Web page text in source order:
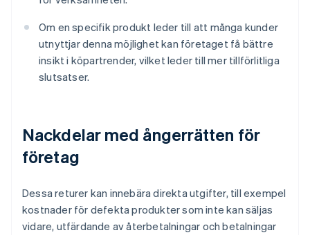
Om en specifik produkt leder till att många kunder
utnyttjar denna möjlighet kan företaget få bättre
insikt i köpartrender, vilket leder till mer tillförlitliga
slutsatser.
Nackdelar med ångerrätten för
företag
Dessa returer kan innebära direkta utgifter, till exempel
kostnader för defekta produkter som inte kan säljas
vidare, utfärdande av återbetalningar och betalningar